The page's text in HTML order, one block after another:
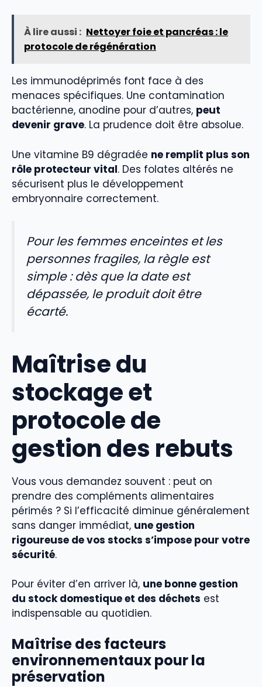
À lire aussi : Nettoyer foie et pancréas : le
protocole de régénération
Les immunodéprimés font face à des
menaces spécifiques. Une contamination
bactérienne, anodine pour d’autres, peut
devenir grave. La prudence doit être absolue.
Une vitamine B9 dégradée ne remplit plus son
rôle protecteur vital. Des folates altérés ne
sécurisent plus le développement
embryonnaire correctement.
Pour les femmes enceintes et les
personnes fragiles, la règle est
simple : dès que la date est
dépassée, le produit doit être
écarté.
Maîtrise du
stockage et
protocole de
gestion des rebuts
Vous vous demandez souvent : peut on
prendre des compléments alimentaires
périmés ? Si l’efficacité diminue généralement
sans danger immédiat, une gestion
rigoureuse de vos stocks s’impose pour votre
sécurité.
Pour éviter d’en arriver là, une bonne gestion
du stock domestique et des déchets est
indispensable au quotidien.
Maîtrise des facteurs
environnementaux pour la
préservation